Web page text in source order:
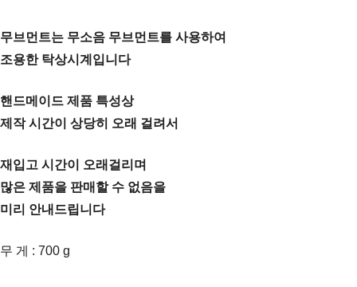
무브먼트는 무소음 무브먼트를 사용하여
조용한 탁상시계입니다
핸드메이드 제품 특성상
제작 시간이 상당히 오래 걸려서
재입고 시간이 오래걸리며
많은 제품을 판매할 수 없음을
미리 안내드립니다
무 게 : 700 g